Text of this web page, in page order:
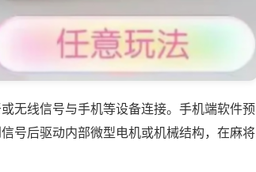
无线信号与手机等设备连接。手机端软件预
号后驱动内部微型电机或机械结构，在麻将